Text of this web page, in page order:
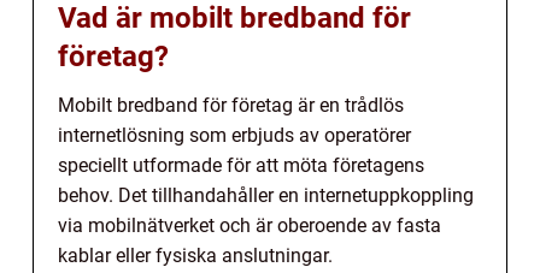
Vad är mobilt bredband för
företag?
Mobilt bredband för företag är en trådlös
internetlösning som erbjuds av operatörer
speciellt utformade för att möta företagens
behov. Det tillhandahåller en internetuppkoppling
via mobilnätverket och är oberoende av fasta
kablar eller fysiska anslutningar.